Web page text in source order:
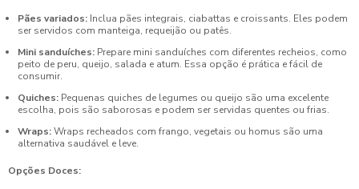
Pães variados: Inclua pães integrais, ciabattas e croissants. Eles podem
ser servidos com manteiga, requeijão ou patês.
Mini sanduíches: Prepare mini sanduíches com diferentes recheios, como
peito de peru, queijo, salada e atum. Essa opção é prática e fácil de
consumir.
Quiches: Pequenas quiches de legumes ou queijo são uma excelente
escolha, pois são saborosas e podem ser servidas quentes ou frias.
Wraps:Wraps recheados com frango, vegetais ou homus são uma
alternativa saudável e leve.
Opções Doces: